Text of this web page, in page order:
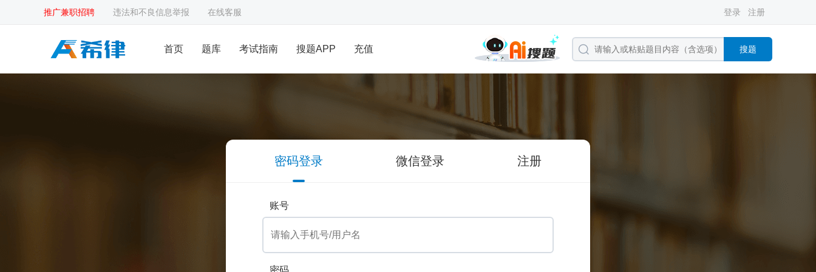
推广兼职招聘 违法和不良信息举报 在线客服 登录 注册
首页 题库 考试指南 搜题APP 充值 搜题
密码登录 微信登录 注册
账号
密码